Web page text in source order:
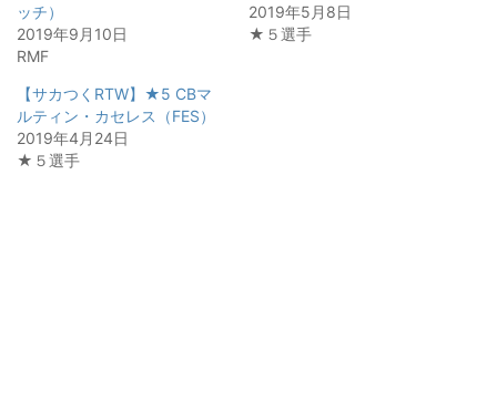
ッチ）
2019年9月10日
RMF
2019年5月8日
★５選手
【サカつくRTW】★5 CBマ
ルティン・カセレス（FES）
2019年4月24日
★５選手